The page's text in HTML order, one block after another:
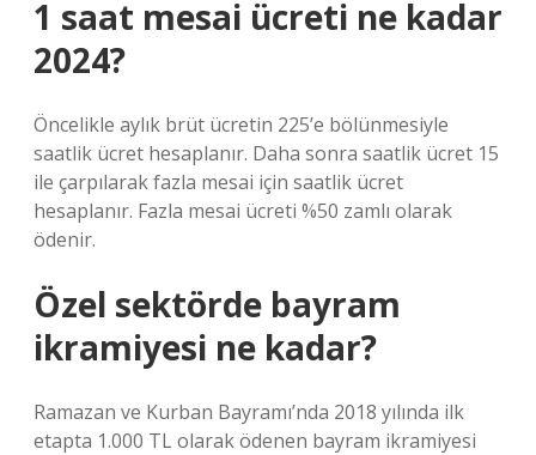
1 saat mesai ücreti ne kadar
2024?
Öncelikle aylık brüt ücretin 225’e bölünmesiyle
saatlik ücret hesaplanır. Daha sonra saatlik ücret 15
ile çarpılarak fazla mesai için saatlik ücret
hesaplanır. Fazla mesai ücreti %50 zamlı olarak
ödenir.
Özel sektörde bayram
ikramiyesi ne kadar?
Ramazan ve Kurban Bayramı’nda 2018 yılında ilk
etapta 1.000 TL olarak ödenen bayram ikramiyesi